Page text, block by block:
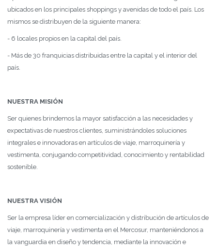
ubicados en los principales shoppings y avenidas de todo el país. Los
mismos se distribuyen de la siguiente manera:
- 6 locales propios en la capital del país.
- Más de 30 franquicias distribuidas entre la capital y el interior del
país.
NUESTRA MISIÓN
Ser quienes brindemos la mayor satisfacción a las necesidades y
expectativas de nuestros clientes, suministrándoles soluciones
integrales e innovadoras en artículos de viaje, marroquinería y
vestimenta, conjugando competitividad, conocimiento y rentabilidad
sostenible.
NUESTRA VISIÓN
Ser la empresa líder en comercialización y distribución de artículos de
viaje, marroquinería y vestimenta en el Mercosur, manteniéndonos a
la vanguardia en diseño y tendencia, mediante la innovación e